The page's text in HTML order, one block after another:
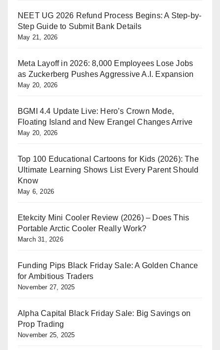
NEET UG 2026 Refund Process Begins: A Step-by-
Step Guide to Submit Bank Details
May 21, 2026
Meta Layoff in 2026: 8,000 Employees Lose Jobs
as Zuckerberg Pushes Aggressive A.I. Expansion
May 20, 2026
BGMI 4.4 Update Live: Hero’s Crown Mode,
Floating Island and New Erangel Changes Arrive
May 20, 2026
Top 100 Educational Cartoons for Kids (2026): The
Ultimate Learning Shows List Every Parent Should
Know
May 6, 2026
Etekcity Mini Cooler Review (2026) – Does This
Portable Arctic Cooler Really Work?
March 31, 2026
Funding Pips Black Friday Sale: A Golden Chance
for Ambitious Traders
November 27, 2025
Alpha Capital Black Friday Sale: Big Savings on
Prop Trading
November 25, 2025